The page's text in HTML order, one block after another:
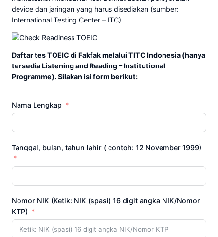
device dan jaringan yang harus disediakan (sumber:
International Testing Center – ITC)
Daftar tes TOEIC di Fakfak melalui TITC Indonesia (hanya
tersedia Listening and Reading – Institutional
Programme). Silakan isi form berikut:
Nama Lengkap
Tanggal, bulan, tahun lahir ( contoh: 12 November 1999)
Nomor NIK (Ketik: NIK (spasi) 16 digit angka NIK/Nomor
KTP)